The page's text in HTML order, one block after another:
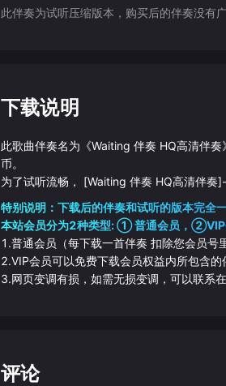
此伴奏为试听压缩版本，购买后的伴奏没
下载说明
此歌曲伴奏名为《Waiting 伴奏 HQ高清伴奏
币。
为了试听流畅， [Waiting 伴奏 HQ高清伴奏]-
特别说明：下载后的伴奏和试听的版本完全
本站会员分为2种类型: ① 普通会员，②VIP
1.普通会员（每下载一首伴奏 扣除您会员号
2.VIP会员可以免费下载会员权益内所包含的
3.网页变调有损，如需无损变调，可以联系
评论